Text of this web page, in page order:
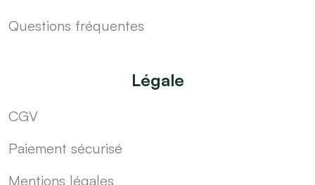
Questions fréquentes
Légale
CGV
Paiement sécurisé
Mentions légales